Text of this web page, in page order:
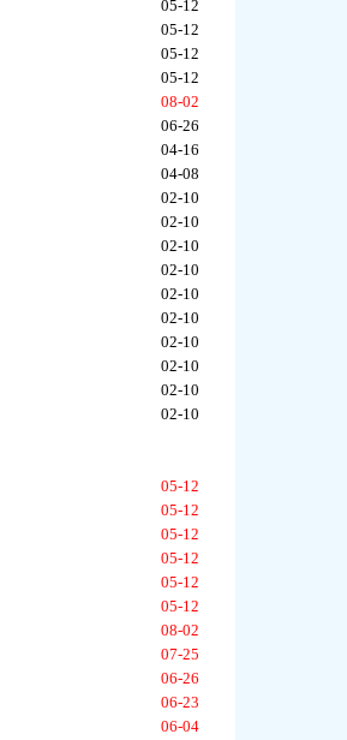
05-12
05-12
05-12
05-12
08-02
06-26
04-16
04-08
02-10
02-10
02-10
02-10
02-10
02-10
02-10
02-10
02-10
02-10
05-12
05-12
05-12
05-12
05-12
05-12
08-02
07-25
06-26
06-23
06-04